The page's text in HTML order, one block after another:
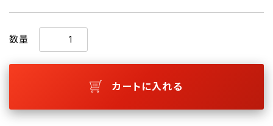
数量
カートに入れる